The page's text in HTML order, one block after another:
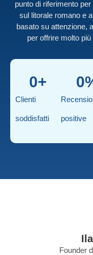
punto di riferimento
sul litorale romano e
basato su attenzione,
per offrire molto
Clienti
soddisfatti
0+
positive
0
Founder